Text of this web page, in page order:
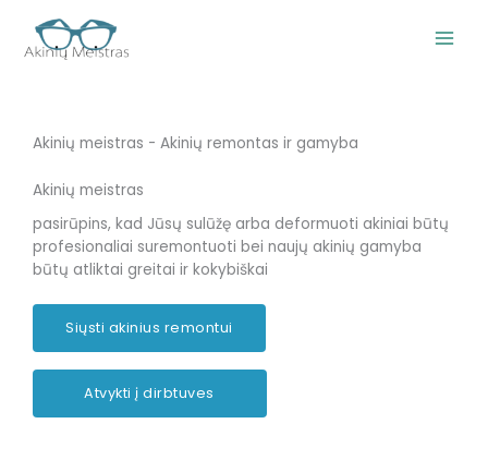
turinio
Akinių meistras - Akinių remontas ir gamyba
Akinių meistras
pasirūpins, kad Jūsų sulūžę arba deformuoti akiniai būtų
profesionaliai suremontuoti bei naujų akinių gamyba
būtų atliktai greitai ir kokybiškai
Siųsti akinius remontui
Atvykti į dirbtuves